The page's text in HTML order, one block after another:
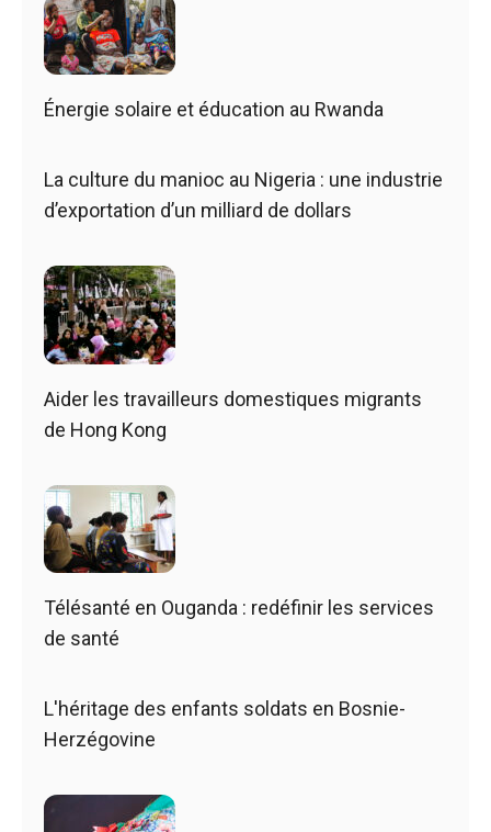
Énergie solaire et éducation au Rwanda
La culture du manioc au Nigeria : une industrie
d’exportation d’un milliard de dollars
Aider les travailleurs domestiques migrants
de Hong Kong
Télésanté en Ouganda : redéfinir les services
de santé
L'héritage des enfants soldats en Bosnie-
Herzégovine